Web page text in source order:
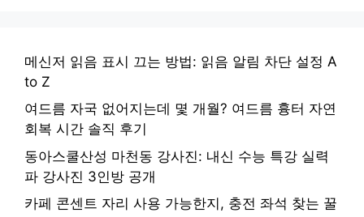
메신저 읽음 표시 끄는 방법: 읽음 알림 차단 설정 A
to Z
여드름 자국 없어지는데 몇 개월? 여드름 흉터 자연
회복 시간 솔직 후기
동아스쿨산성 마천동 강사진: 내신 수능 특강 실력
파 강사진 3인방 공개
카페 콘센트 자리 사용 가능한지, 충전 좌석 찾는 꿀